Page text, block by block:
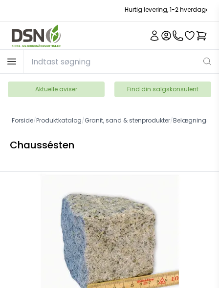
Hurtig levering, 1-2 hverdage
Aktuelle aviser Find din salgskonsulent
Forside/Produktkatalog/Granit, sand & stenprodukter/
Chaussésten